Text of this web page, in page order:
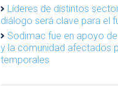
Líderes de distintos
diálogo será clave para el
Sodimac fue en apoyo
y la comunidad afectados
temporales